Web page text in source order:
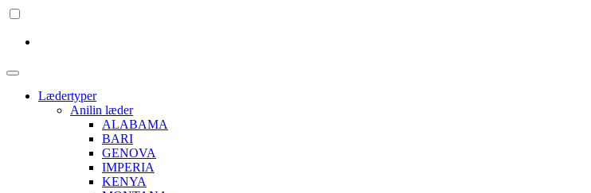
Lædertyper
Anilin læder
ALABAMA
BARI
GENOVA
IMPERIA
KENYA